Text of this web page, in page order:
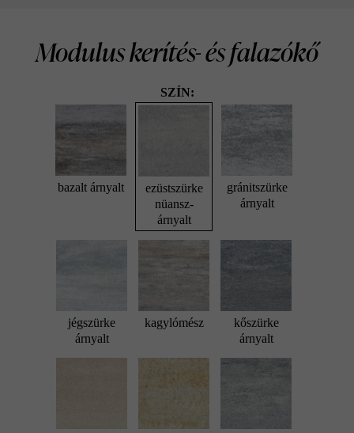
Modulus kerítés- és falazókő
SZÍN:
bazalt árnyalt
ezüstszürke
nüansz-
árnyalt
gránitszürke
árnyalt
jégszürke
árnyalt
kagylómész
kőszürke
árnyalt